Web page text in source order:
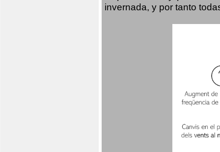
invernada, y por tanto